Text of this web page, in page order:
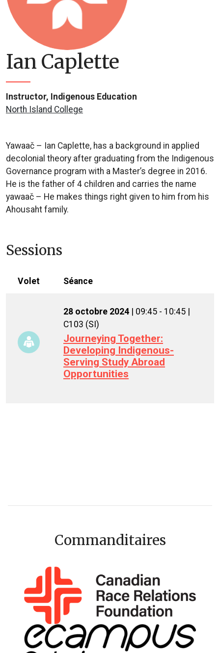
Ian Caplette
Instructor, Indigenous Education
North Island College
Yawaač – Ian Caplette, has a background in applied
decolonial theory after graduating from the Indigenous
Governance program with a Master’s degree in 2016.
He is the father of 4 children and carries the name
yawaač – He makes things right given to him from his
Ahousaht family.
Sessions
Volet Séance
28 octobre 2024 | 09:45 - 10:45 |
C103 (SI)
Journeying Together:
Developing Indigenous-
Serving Study Abroad
Opportunities
Commanditaires